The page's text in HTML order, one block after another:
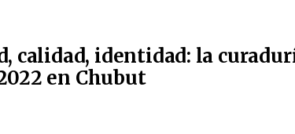
calidad, identidad: la
en Chubut